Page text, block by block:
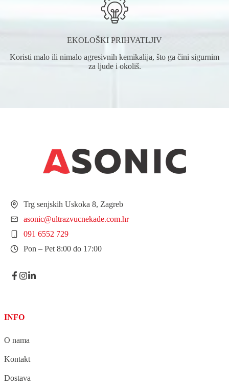
EKOLOŠKI PRIHVATLJIV
Koristi malo ili nimalo agresivnih kemikalija, što ga čini sigurnim
za ljude i okoliš.
Trg senjskih Uskoka 8, Zagreb
asonic@ultrazvucnekade.com.hr
091 6552 729
Pon – Pet 8:00 do 17:00
INFO
O nama
Kontakt
Dostava